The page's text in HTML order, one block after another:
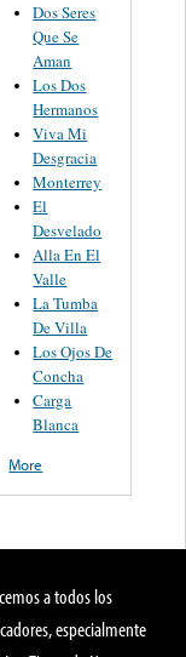
Dos Seres
Que Se
Aman
Los Dos
Hermanos
Viva Mi
Desgracia
Monterrey
El
Desvelado
Alla En El
Valle
La Tumba
De Villa
Los Ojos De
Concha
Carga
Blanca
More
a todos los
especialmente